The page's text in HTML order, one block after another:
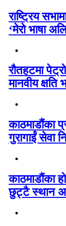
राष्ट्रिय
‘मेरो भाषा
रौतहटमा
मानवीय क्षति
काठमाडौंका
गुरागाईं सेवा
काठमाडौंका
छुट्टै स्थान